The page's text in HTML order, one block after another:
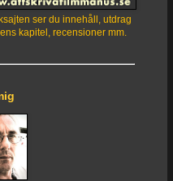
ser du innehåll, utdrag
kapitel, recensioner mm.